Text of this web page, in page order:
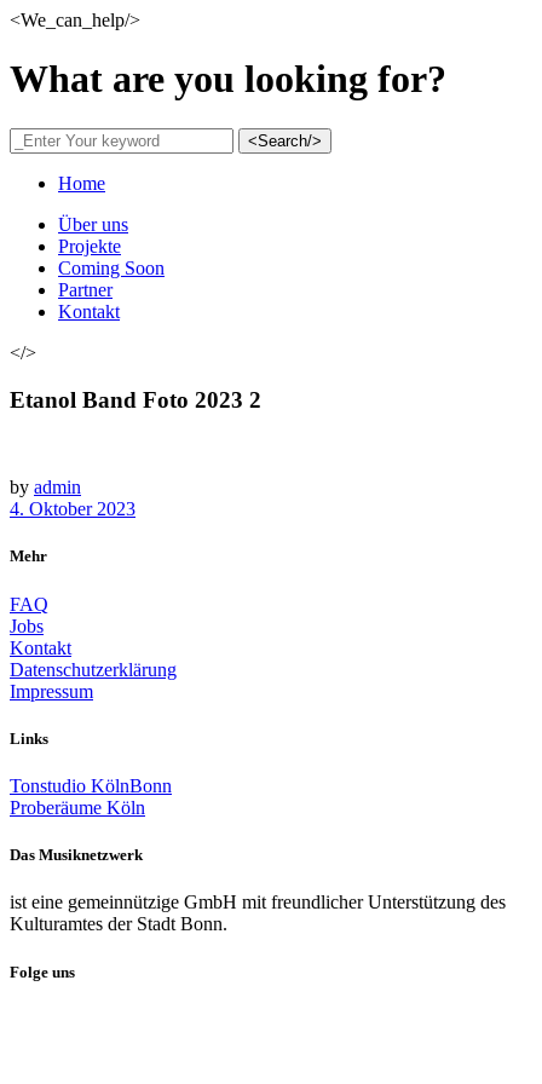
<We_can_help/>
What are you looking for?
<Search/>
Home
Über uns
Projekte
Coming Soon
Partner
Kontakt
</>
Etanol Band Foto 2023 2
by admin
4. Oktober 2023
Mehr
FAQ
Jobs
Kontakt
Datenschutzerklärung
Impressum
Links
Tonstudio KölnBonn
Proberäume Köln
Das Musiknetzwerk
ist eine gemeinnützige GmbH mit freundlicher Unterstützung des
Kulturamtes der Stadt Bonn.
Folge uns